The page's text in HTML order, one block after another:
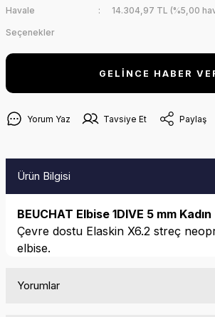
Havale
14.304,97 TL (%5,00
Seçenekler
GELİNCE HABER
Yorum Yaz Tavsiye Et Paylaş
Ürün Bilgisi
BEUCHAT Elbise 1DIVE 5 mm Kadın
Çevre dostu Elaskin X6.2 streç
elbise.
Yorumlar